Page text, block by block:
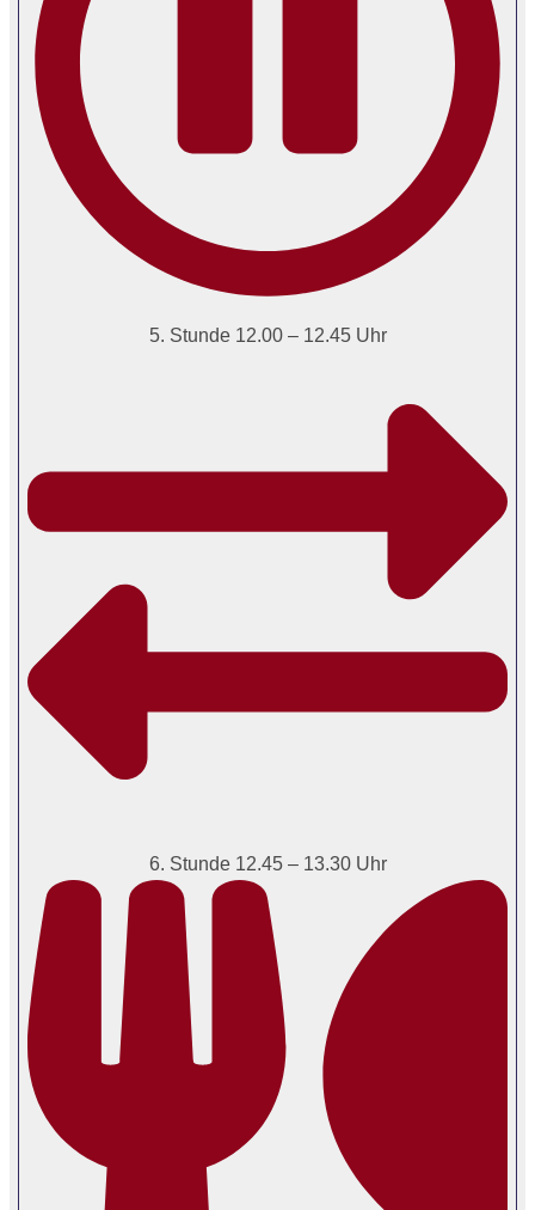
5. Stunde 12.00 – 12.45 Uhr
6. Stunde 12.45 – 13.30 Uhr